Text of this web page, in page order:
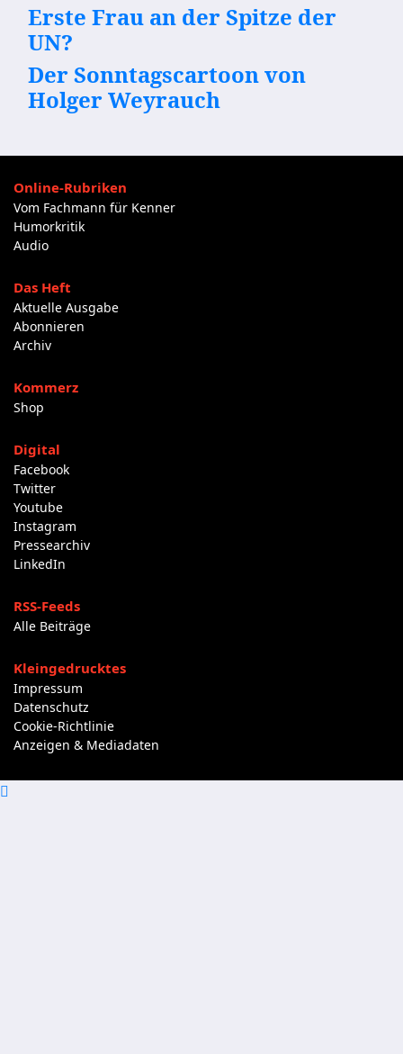
Erste Frau an der Spitze der
UN?
Der Sonntagscartoon von
Holger Weyrauch
Online-Rubriken
Vom Fachmann für Kenner
Humorkritik
Audio
Das Heft
Aktuelle Ausgabe
Abonnieren
Archiv
Kommerz
Shop
Digital
Facebook
Twitter
Youtube
Instagram
Pressearchiv
LinkedIn
RSS-Feeds
Alle Beiträge
Kleingedrucktes
Impressum
Datenschutz
Cookie-Richtlinie
Anzeigen & Mediadaten